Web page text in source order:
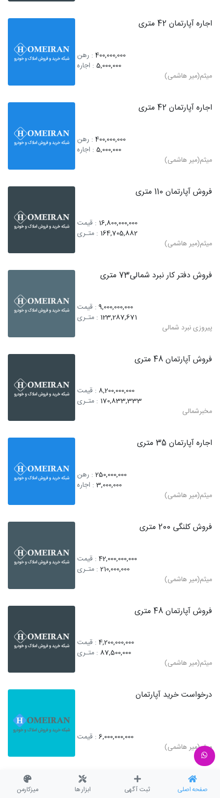
اجاره آپارتمان 42 متری
400,000,000 : رهن
5,000,000 : اجاره
میثم(میر هاشمی)
اجاره آپارتمان 42 متری
400,000,000 : رهن
5,000,000 : اجاره
میثم(میر هاشمی)
فروش آپارتمان 110 متری
16,800,000,000 : قیمت
164,705,882 : متـری
میثم(میر هاشمی)
فروش دفتر کار نبرد شمالی73 متری
9,000,000,000 : قیمت
123,287,671 : متـری
پیروزی نبرد شمالی
فروش آپارتمان 48 متری
8,200,000,000 : قیمت
170,833,333 : متـری
مخبرشمالی
اجاره آپارتمان 35 متری
250,000,000 : رهن
3,000,000 : اجاره
میثم(میر هاشمی)
فروش کلنگی 200 متری
42,000,000,000 : قیمت
210,000,000 : متـری
میثم(میر هاشمی)
فروش آپارتمان 48 متری
4,200,000,000 : قیمت
87,500,000 : متـری
میثم(میر هاشمی)
درخواست خرید آپارتمان
6,000,000,000 : قیمت
میثم(میر هاشمی)
فروش آپارتمان 64 متری
صفحه اصلی ثبت آگهی ابزار ها میزکارمن